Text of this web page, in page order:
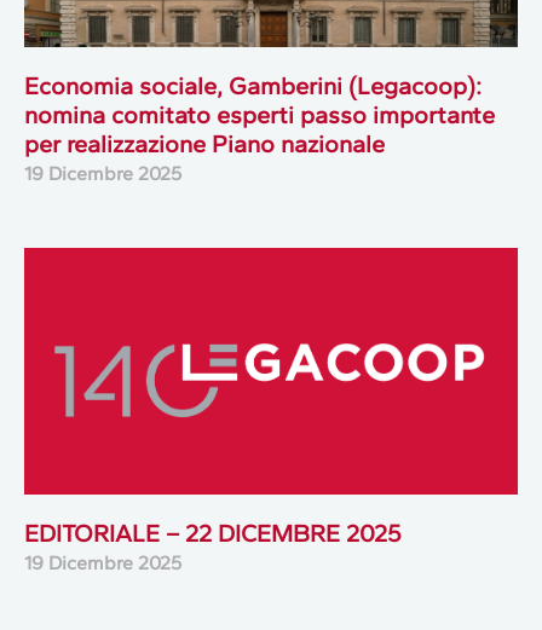
Economia sociale, Gamberini (Legacoop):
nomina comitato esperti passo importante
per realizzazione Piano nazionale
19 Dicembre 2025
EDITORIALE – 22 DICEMBRE 2025
19 Dicembre 2025